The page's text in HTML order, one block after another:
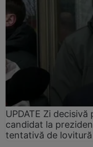
UPDATE Zi
candidat la
tentativă de